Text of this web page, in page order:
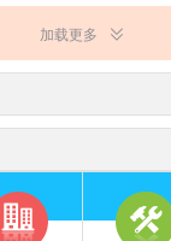
加载更多